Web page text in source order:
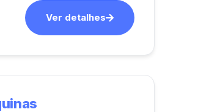
Ver detalhes